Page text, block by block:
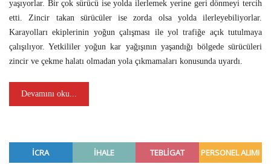
yaşıyorlar. Bir çok sürücü ise yolda ilerlemek yerine geri dönmeyi tercih
etti. Zincir takan sürücüler ise zorda olsa yolda ilerleyebiliyorlar.
Karayolları ekiplerinin yoğun çalışması ile yol trafiğe açık tutulmaya
çalışılıyor. Yetkililer yoğun kar yağışının yaşandığı bölgede sürücüleri
zincir ve çekme halatı olmadan yola çıkmamaları konusunda uyardı.
Devamını oku...